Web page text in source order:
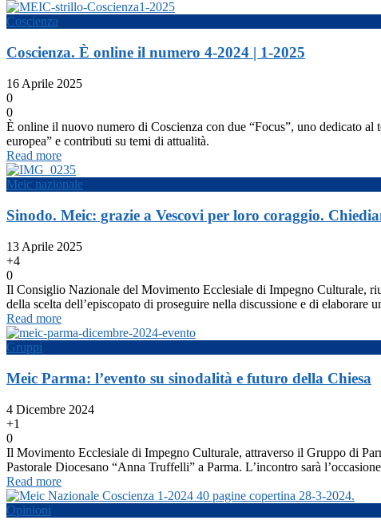
Coscienza
Coscienza. È online il numero 4-2024 | 1-2025
16 Aprile 2025
0
0
È online il nuovo numero di Coscienza con due “Focus”, uno dedicato
europea” e contributi su temi di attualità.
Read more
Meic nazionale
Sinodo. Meic: grazie a Vescovi per loro coraggio.
13 Aprile 2025
+4
0
Il Consiglio Nazionale del Movimento Ecclesiale di Impegno Culturale,
della scelta dell’episcopato di proseguire nella discussione e di
Read more
Gruppi
Meic Parma: l’evento su sinodalità e futuro della Chiesa
4 Dicembre 2024
+1
0
Il Movimento Ecclesiale di Impegno Culturale, attraverso il Gruppo di
Pastorale Diocesano “Anna Truffelli” a Parma. L’incontro sarà
Read more
Opinioni